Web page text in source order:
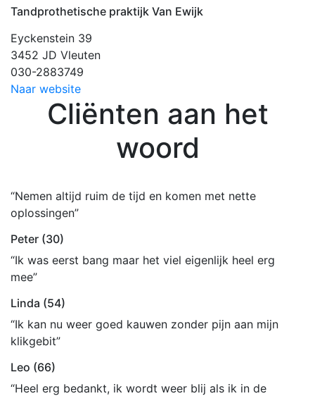
Tandprothetische praktijk Van Ewijk
Eyckenstein 39
3452 JD Vleuten
030-2883749
Naar website
Cliënten aan het
woord
“Nemen altijd ruim de tijd en komen met nette
oplossingen”
Peter (30)
“Ik was eerst bang maar het viel eigenlijk heel erg
mee”
Linda (54)
“Ik kan nu weer goed kauwen zonder pijn aan mijn
klikgebit”
Leo (66)
“Heel erg bedankt, ik wordt weer blij als ik in de